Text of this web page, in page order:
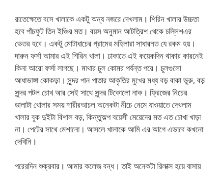
রাতেক্ষেতে বসে খালাকে একটু অন্য নজরে দেখলাম। শিরিন খালার উচ্চতা
হবে পাঁচফুট তিন ইঞ্চির মত। বয়স অনুমান আটত্রিশ থেকে চল্লিশএর
ভেতর হবে। একটু মোটাধাচের গ্রামের মহিলারা সাধারনত যে রকম হয়।
দারুন ফর্সা আমার এই শিরিন খালা। ঢাকাতে এই কয়েকদিন থাকার কারনেই
কিনা আরো ফর্সা লাগছে। মাথার চুল কোমর পর্যন্ত পরে। চুলগুলো
আধাভাঙ্গা কোকড়া। সুন্দর পান পাতার আকৃতির মুখের মধ্য বড় বাকা ভুরু, বড়
সুন্দর পটল চোখ আর সেই সাথে সুন্দর টিকোলো নাক। ফ্রিজের নিচের
ডালাটা খোলার সময় শারীরআচল অনেকটা নীচে নেমে যাওয়াতে দেখলাম
খালার বুক দুইটা বিশাল বড়, কিন্তুঅল্প বয়েসী মেয়েদের মত এত চোখা খাড়া
না। পেটের সাথে মেশানো। আসলে খালাকে আমি এর আগে এভাবে কখনো
দেখিনি।
পরেরদিন শুক্রবার। আমার কলেজ বন্ধ। তাই অনেকটা রিলাক্স হয়ে বাসায়